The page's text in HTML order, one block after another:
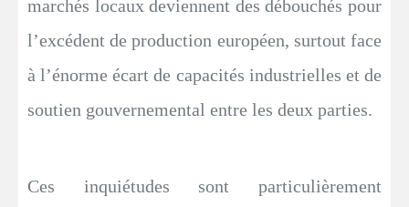
marchés locaux deviennent des débouchés pour
l’excédent de production européen, surtout face
à l’énorme écart de capacités industrielles et de
soutien gouvernemental entre les deux parties.
Ces inquiétudes sont particulièrement